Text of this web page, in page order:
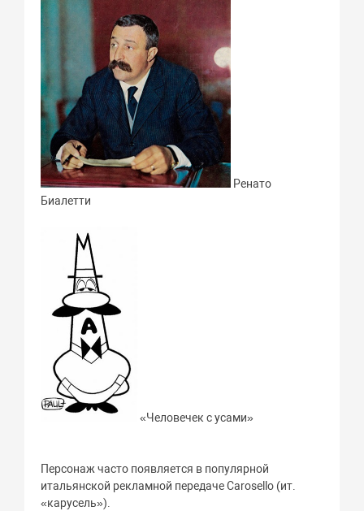
Ренато
Биалетти
«Человечек с усами»
Персонаж часто появляется в популярной
итальянской рекламной передаче Carosello (ит.
«карусель»).